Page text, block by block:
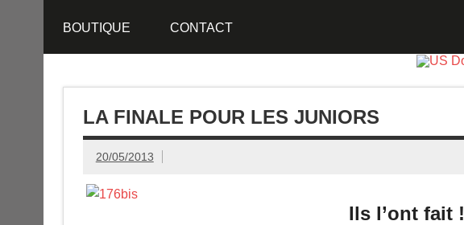
BOUTIQUE CONTACT
LA FINALE POUR LES JUNIORS
20/05/2013
Ils l’ont fait !